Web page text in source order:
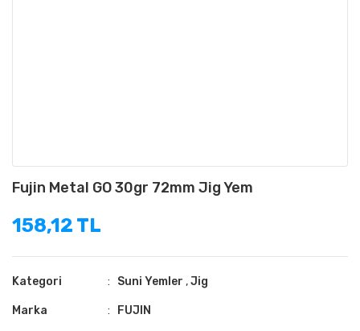
Fujin Metal GO 30gr 72mm Jig Yem
158,12 TL
Kategori Suni Yemler ,Jig
Marka FUJIN